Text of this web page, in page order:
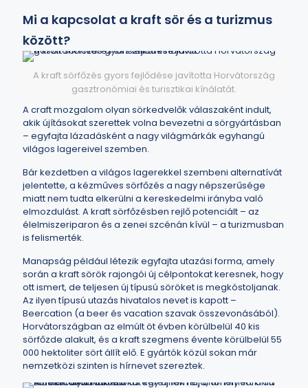
Mi a kapcsolat a kraft sör és a turizmus
között?
A kraft sörfőzés gyors fejlődése javította Horvátország
gasztronómiai és turisztikai kínálatát.
A craft mozgalom olyan sörkedvelők válaszaként indult,
akik újításokat szerettek volna bevezetni a sörgyártásban
– egyfajta lázadásként a nagy világmárkák egyhangú
világos lagereivel szemben.
Bár kezdetben a világos lagerekkel szembeni alternatívát
jelentette, a kézműves sörfőzés a nagy népszerűsége
miatt nem tudta elkerülni a kereskedelmi irányba való
elmozdulást. A kraft sörfőzésben rejlő potenciált – az
élelmiszeriparon és a zenei szcénán kívül – a turizmusban
is felismerték.
Manapság például létezik egyfajta utazási forma, amely
során a kraft sörök rajongói új célpontokat keresnek, hogy
ott ismert, de teljesen új típusú söröket is megkóstoljanak.
Az ilyen típusú utazás hivatalos nevet is kapott –
Beercation (a beer és vacation szavak összevonásából).
Horvátországban az elmúlt öt évben körülbelül 40 kis
sörfőzde alakult, és a kraft szegmens évente körülbelül 55
000 hektoliter sört állít elő. E gyártók közül sokan már
nemzetközi szinten is hírnevet szereztek.